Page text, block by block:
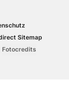
Sitemap
Fotocredits